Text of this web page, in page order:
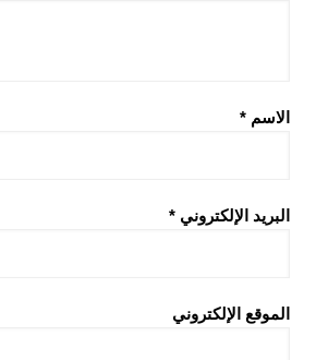
الاسم *
البريد الإلكتروني *
الموقع الإلكتروني